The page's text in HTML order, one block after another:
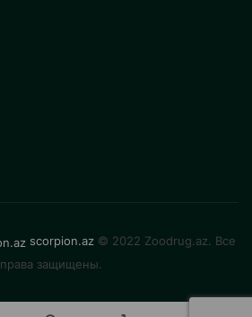
scorpion.az © 2022 Zoodrug.az. Все
права защищены.